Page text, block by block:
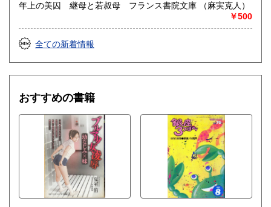
年上の美囚 継母と若叔母 フランス書院文庫 （麻実克人）
￥500
全ての新着情報
おすすめの書籍